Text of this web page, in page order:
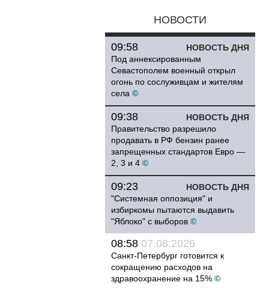
НОВОСТИ
НОВОСТЬ ДНЯ
09:58
Под аннексированным
Севастополем военный открыл
огонь по сослуживцам и жителям
села ©
НОВОСТЬ ДНЯ
09:38
Правительство разрешило
продавать в РФ бензин ранее
запрещенных стандартов Евро —
2, 3 и 4 ©
НОВОСТЬ ДНЯ
09:23
"Системная оппозиция" и
избиркомы пытаются выдавить
"Яблоко" с выборов ©
08:58 07.08.2026
Санкт-Петербург готовится к
сокращению расходов на
здравоохранение на 15% ©